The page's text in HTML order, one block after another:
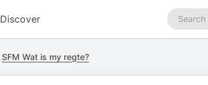
Discover
Search
podcasts
SFM Wat is my regte?